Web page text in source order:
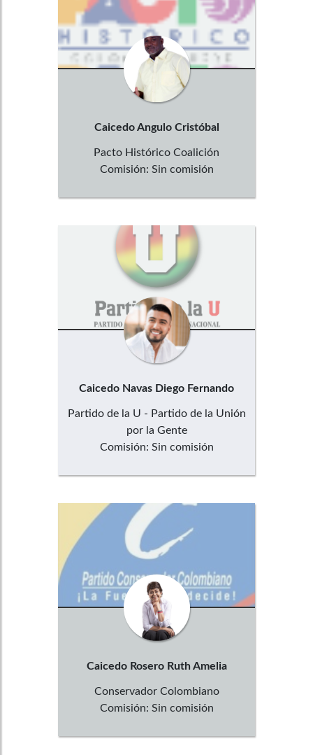
Caicedo Angulo Cristóbal
Pacto Histórico Coalición
Comisión: Sin comisión
Caicedo Navas Diego Fernando
Partido de la U - Partido de la Unión
por la Gente
Comisión: Sin comisión
Caicedo Rosero Ruth Amelia
Conservador Colombiano
Comisión: Sin comisión